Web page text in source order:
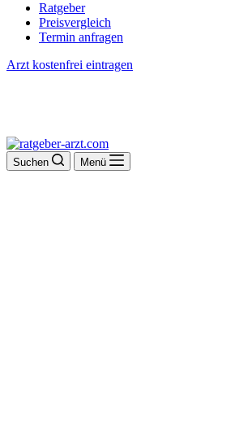
Ratgeber
Preisvergleich
Termin anfragen
Arzt kostenfrei eintragen
Suchen Menü